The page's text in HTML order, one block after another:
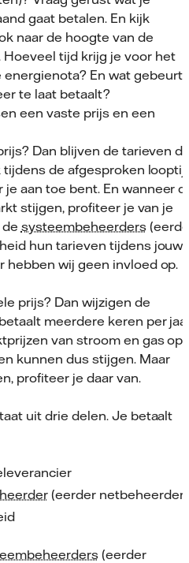
gaat betalen. En kijk
naar de hoogte van de
tijd krijg je voor het
energienota? En wat gebeurt
te laat betaalt?
een vaste prijs en een
Dan blijven de tarieven
de afgesproken
aan toe bent. En wanneer
stijgen, profiteer je van je
systeembeheerders
hun tarieven tijdens jouw
hebben wij geen invloed op.
prijs? Dan wijzigen de
meerdere keren per
van stroom en gas op
kunnen dus stijgen. Maar
profiteer je daar van.
uit drie delen. Je betaalt
(eerder netbeheerder)
(eerder